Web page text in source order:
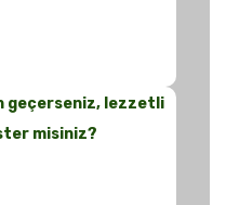
geçerseniz, lezzetli
misiniz?